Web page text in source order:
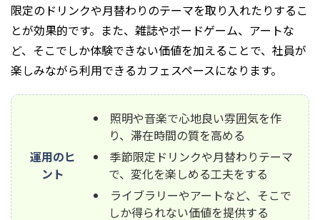
限定のドリンクや月替わりのテーマを取り入れたりするこ
とが効果的です。また、雑誌やボードゲーム、アートな
ど、そこでしか体験できない価値を加えることで、社員が
楽しみながら利用できるカフェスペースになります。
運用のヒ
ント
照明や音楽で心地良い雰囲気を作
り、滞在時間の質を高める
季節限定ドリンクや月替わりテーマ
で、変化を楽しめる工夫をする
ライブラリーやアートなど、そこで
しか得られない価値を提供する